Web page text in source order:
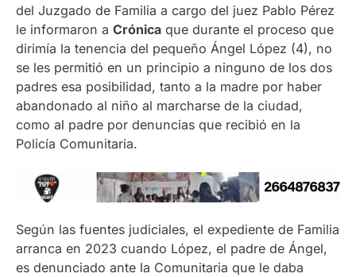
del Juzgado de Familia a cargo del juez Pablo Pérez
le informaron a Crónica que durante el proceso que
dirimía la tenencia del pequeño Ángel López (4), no
se les permitió en un principio a ninguno de los dos
padres esa posibilidad, tanto a la madre por haber
abandonado al niño al marcharse de la ciudad,
como al padre por denuncias que recibió en la
Policía Comunitaria.
Según las fuentes judiciales, el expediente de Familia
arranca en 2023 cuando López, el padre de Ángel,
es denunciado ante la Comunitaria que le daba